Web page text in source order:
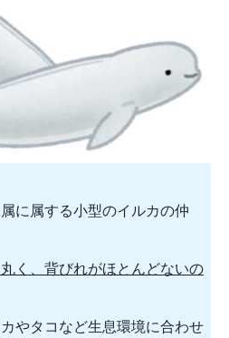
に属する小型のイルカの仲
く、背びれがほとんどないの
やタコなど生息環境に合わせ